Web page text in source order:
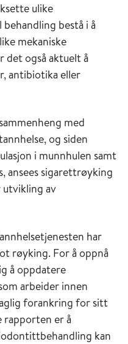
ulike
bestå i å
mekaniske
det også aktuelt å
antibiotika eller
med
og siden
i munnhulen samt
ansees sigarettrøyking
av
har
røyking. For å oppnå
å oppdatere
arbeider innen
forankring for sitt
rapporten er å
kan